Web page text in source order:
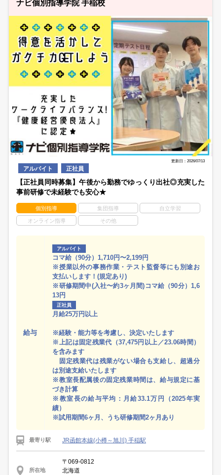
ナビ個別指導学院 手稲校
更新日：2026/07/13
アルバイト 正社員
【正社員同時募集】午後から勤務でゆっくり出社◎充実した
事前研修で未経験でも安心★
個別指導 集団指導 自立学習
オンライン指導 その他
給与
アルバイト
コマ給（90分）1,710円〜2,199円
※授業以外の事務作業・テスト監督等にも別途お
支払いします！(規定あり)
※研修期間中(入社〜約3ヶ月間)コマ給（90分）1,6
13円
正社員
月給25万円以上
※経験・能力等を考慮し、決定いたします
※上記は固定残業代（37,475円以上／23.06時間）
を含みます
固定残業代は残業がない場合も支給し、超過分
は別途支給いたします
※教室長配属後の固定残業時間は、給与規定に基
づき計算
※教室長の給与平均：月給33.1万円（2025年実
績）
※試用期間6ヶ月、うち研修期間2ヶ月あり
最寄り駅 JR函館本線(小樽～旭川) 手稲駅
所在地
〒069-0812
北海道